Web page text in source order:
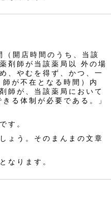
開店時間のうち、当該
剤師が当該薬局以 外の場
、やむを得ず、かつ、一
が不在となる時間）内
師が、当該薬局において
る体制が必要である。」
す。
ょう。そのまんまの文章
なります。